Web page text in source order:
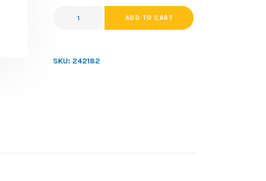
ADD TO CART
SKU: 242182